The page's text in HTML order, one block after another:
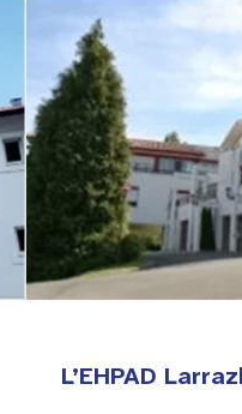
L’EHPAD